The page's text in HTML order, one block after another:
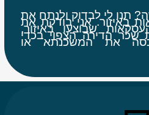
תנו לי לבדוק ולנתח את
באיזור. אני בודקת את
שבוצעו באיזור,
שכר הדירה הצפוי בכדי
את המשכנתא או